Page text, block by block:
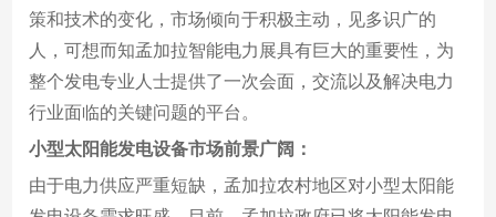
策和技术的变化，市场倾向于积极主动，见多识广的
人，可想而知孟加拉智能电力展具有巨大的重要性，为
整个发电专业人士提供了一次会面，交流以及解决电力
行业面临的关键问题的平台。
小型太阳能发电设备市场前景广阔：
由于电力供应严重短缺，孟加拉农村地区对小型太阳能